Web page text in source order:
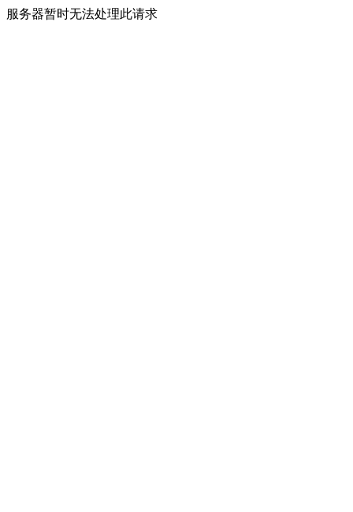
服务器暂时无法处理此请求